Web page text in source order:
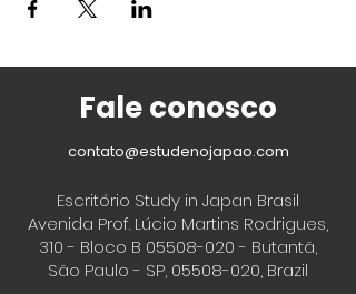
Fale conosco
contato@estudenojapao.com
Escritório Study in Japan Brasil
Avenida Prof. Lúcio Martins Rodrigues,
310 - Bloco B 05508-020- Butantã,
São Paulo - SP, 05508-020, Brazil